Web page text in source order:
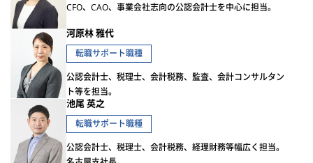
CFO、CAO、事業会社志向の公認会計士を中心に担当。
河原林 雅代
転職サポート職種
公認会計士、税理士、会計税務、監査、会計コンサルタン
ト等を担当。
池尾 英之
転職サポート職種
公認会計士、税理士、会計税務、経理財務等幅広く担当。